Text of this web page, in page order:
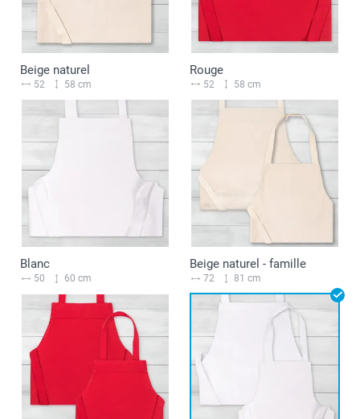
Beige naturel
52 58 cm
Rouge
52 58 cm
Blanc
50 60 cm
Beige naturel - famille
72 81 cm